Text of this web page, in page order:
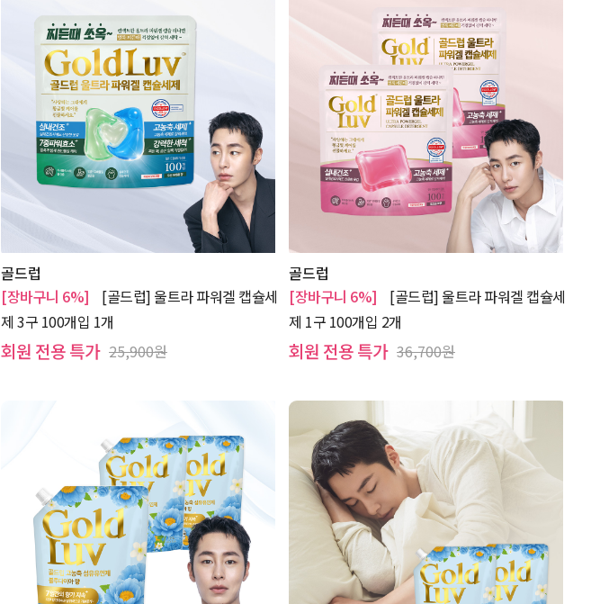
골드럽
[장바구니 6%]
[골드럽] 울트라 파워겔 캡슐세
제 3구 100개입 1개
회원 전용 특가 25,900원
골드럽
[장바구니 6%]
[골드럽] 울트라 파워겔 캡슐세
제 1구 100개입 2개
회원 전용 특가 36,700원